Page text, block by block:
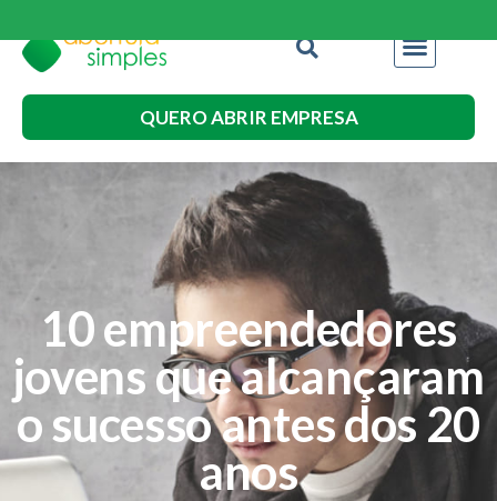
QUERO ABRIR EMPRESA
10 empreendedores
jovens que alcançaram
o sucesso antes dos 20
anos